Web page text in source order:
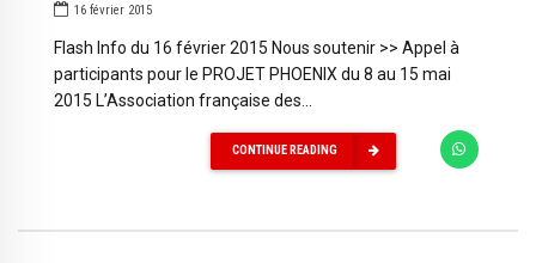
16 février 2015
Flash Info du 16 février 2015 Nous soutenir >> Appel à
participants pour le PROJET PHOENIX du 8 au 15 mai
2015 L’Association française des...
CONTINUE READING